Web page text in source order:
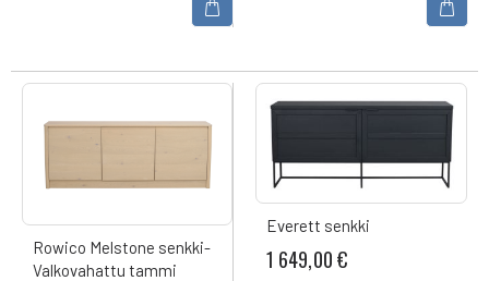
Rowico Melstone senkki-
Valkovahattu tammi
Everett senkki
1 649,00 €